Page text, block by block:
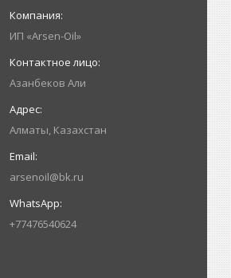
ИП «Arsen-Oil»
Азанбеков Али
Алматы, Казахстан
arsenoil@bk.ru
+77476540624